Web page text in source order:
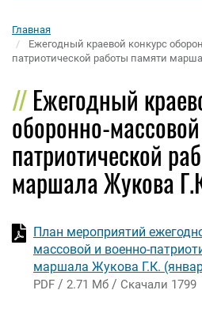
Главная
Ежегодный краевой конкурс
патриотической работы памяти
Ежегодный
оборонно-
патриотической
маршала Жукова
План мероприятий
массовой и военно-
маршала Жукова Г.К.
PDF / 2.71 Мб / Скачали 1799